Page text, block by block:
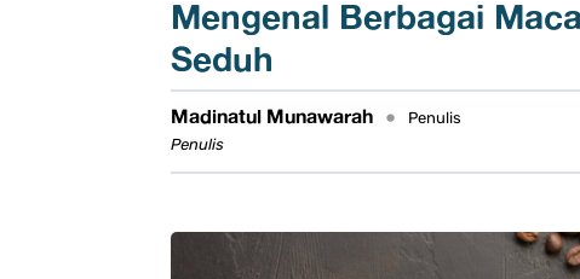
Mengenal Berbagai
Seduh
Madinatul Munawarah • Penulis
Penulis